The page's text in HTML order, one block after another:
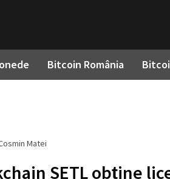
Bitcoin România
Matei
SETL obține